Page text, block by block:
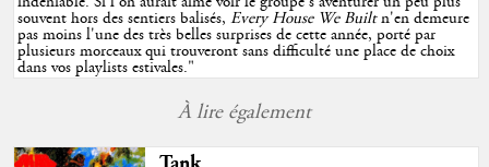
souvent hors des sentiers balisés,Every House We Builtn'en demeure
pas moins l'une des très belles surprises de cette année, porté par
plusieurs morceaux qui trouveront sans difficulté une place de choix
dans vos playlists estivales."
À lire également